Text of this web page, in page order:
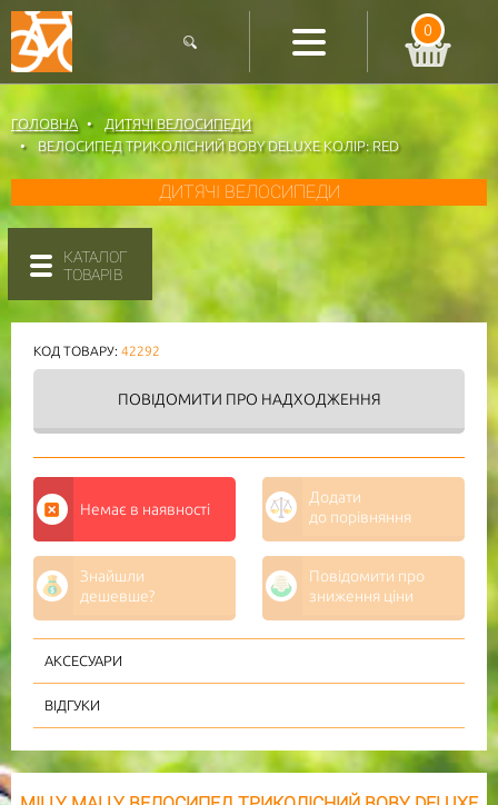
0
ГОЛОВНА
ДИТЯЧІ ВЕЛОСИПЕДИ
ВЕЛОСИПЕД ТРИКОЛІСНИЙ BOBY DELUXE КОЛІР: RED
ДИТЯЧІ ВЕЛОСИПЕДИ
КАТАЛОГ
ТОВАРІВ
КОД ТОВАРУ: 42292
ПОВІДОМИТИ ПРО НАДХОДЖЕННЯ
Немає в наявності
Додати
до порівняння
Знайшли
дешевше?
Повідомити про
зниження ціни
АКСЕСУАРИ
ВІДГУКИ